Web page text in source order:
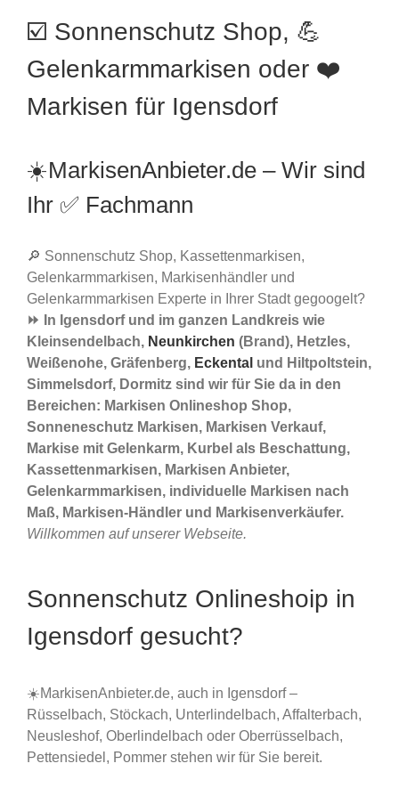
☑️ Sonnenschutz Shop, 💪
Gelenkarmmarkisen oder ❤️
Markisen für Igensdorf
☀️MarkisenAnbieter.de – Wir sind
Ihr ✅ Fachmann
🔎 Sonnenschutz Shop, Kassettenmarkisen,
Gelenkarmmarkisen, Markisenhändler und
Gelenkarmmarkisen Experte in Ihrer Stadt gegoogelt?
⏩ In Igensdorf und im ganzen Landkreis wie
Kleinsendelbach, Neunkirchen (Brand), Hetzles,
Weißenohe, Gräfenberg, Eckental und Hiltpoltstein,
Simmelsdorf, Dormitz sind wir für Sie da in den
Bereichen: Markisen Onlineshop Shop,
Sonneneschutz Markisen, Markisen Verkauf,
Markise mit Gelenkarm, Kurbel als Beschattung,
Kassettenmarkisen, Markisen Anbieter,
Gelenkarmmarkisen, individuelle Markisen nach
Maß, Markisen-Händler und Markisenverkäufer.
Willkommen auf unserer Webseite.
Sonnenschutz Onlineshoip in
Igensdorf gesucht?
☀️MarkisenAnbieter.de, auch in Igensdorf –
Rüsselbach, Stöckach, Unterlindelbach, Affalterbach,
Neusleshof, Oberlindelbach oder Oberrüsselbach,
Pettensiedel, Pommer stehen wir für Sie bereit.